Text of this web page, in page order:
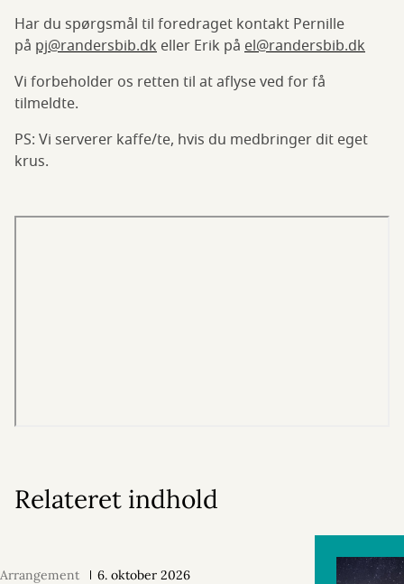
Har du spørgsmål til foredraget kontakt Pernille
på pj@randersbib.dk eller Erik på el@randersbib.dk
Vi forbeholder os retten til at aflyse ved for få
tilmeldte.
PS: Vi serverer kaffe/te, hvis du medbringer dit eget
krus.
Relateret indhold
Arrangement 6. oktober 2026